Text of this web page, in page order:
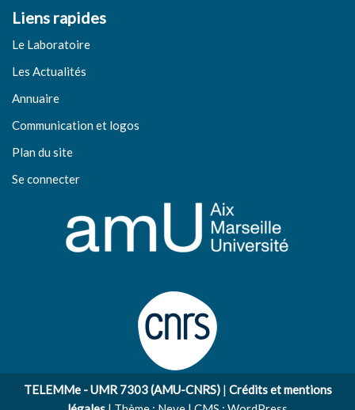
Liens rapides
Le Laboratoire
Les Actualités
Annuaire
Communication et logos
Plan du site
Se connecter
TELEMMe - UMR 7303 (AMU-CNRS)| Crédits et mentions